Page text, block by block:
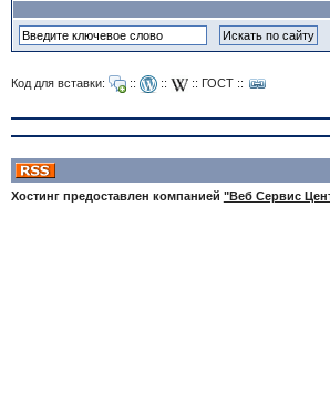
Код для вставки: :: :: :: ГОСТ::
Хостинг предоставлен компанией "Веб Сервис